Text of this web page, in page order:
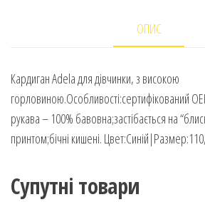
ОПИС
Кардиган Adela для дівчинки, з високою
горловиною.Особливості:сертифікований
рукава – 100% бавовна;застібається на
принтом;бічні кишені.
Супутні товари